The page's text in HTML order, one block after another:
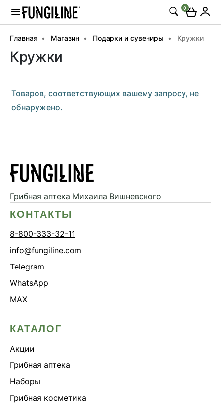
0
Главная Магазин Подарки и сувениры Кружки
Кружки
Товаров, соответствующих вашему запросу, не
обнаружено.
Грибная аптека Михаила Вишневского
КОНТАКТЫ
8-800-333-32-11
info@fungiline.com
Telegram
WhatsApp
MAX
КАТАЛОГ
Акции
Грибная аптека
Наборы
Грибная косметика